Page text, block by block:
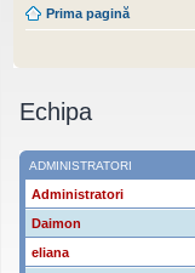
Prima pagină
Echipa
ADMINISTRATORI
Administratori
Daimon
eliana